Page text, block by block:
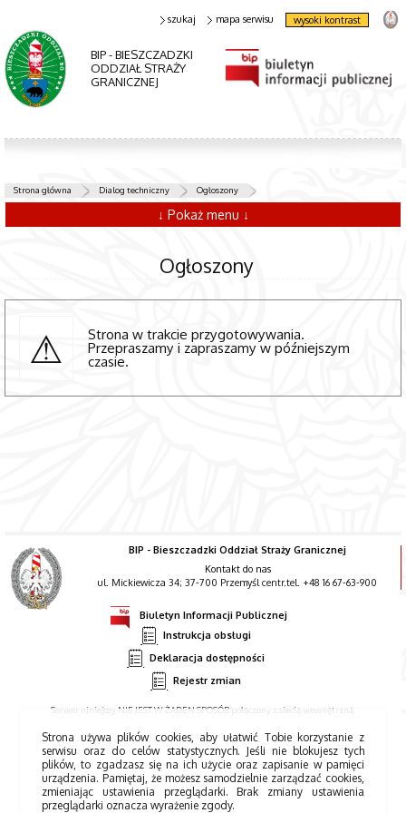
BIP - BIESZCZADZKI
ODDZIAŁ STRAŻY
GRANICZNEJ
szukaj mapa serwisu wysoki kontrast
Strona główna Dialog techniczny Ogłoszony
↓ Pokaż menu ↓
Ogłoszony
Strona w trakcie przygotowywania.
Przepraszamy i zapraszamy w późniejszym
czasie.
BIP - Bieszczadzki Oddział Straży Granicznej
Kontakt do nas
ul. Mickiewicza 34; 37-700 Przemyśl centr.tel. +48 16 67-63-900
Biuletyn Informacji Publicznej
Instrukcja obsługi
Deklaracja dostępności
Rejestr zmian
Serwer niniejszy NIE JEST W ŻADEN SPOSÓB połączony z siecią wewnętrzną.
Strona używa plików cookies, aby ułatwić Tobie korzystanie z
serwisu oraz do celów statystycznych. Jeśli nie blokujesz tych
plików, to zgadzasz się na ich użycie oraz zapisanie w pamięci
urządzenia. Pamiętaj, że możesz samodzielnie zarządzać cookies,
zmieniając ustawienia przeglądarki. Brak zmiany ustawienia
przeglądarki oznacza wyrażenie zgody.